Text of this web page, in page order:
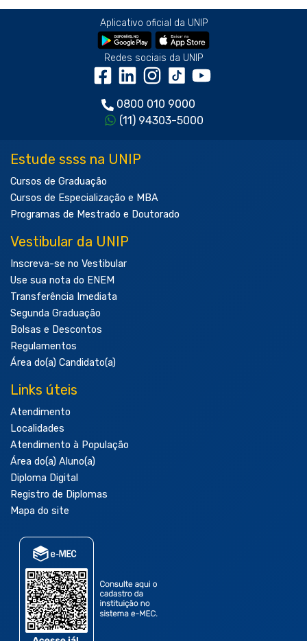
Aplicativo oficial da UNIP
Redes sociais da UNIP
0800 010 9000
(11) 94303-5000
Estude ssss na UNIP
Cursos de Graduação
Cursos de Especialização e MBA
Programas de Mestrado e Doutorado
Vestibular da UNIP
Inscreva-se no Vestibular
Use sua nota do ENEM
Transferência Imediata
Segunda Graduação
Bolsas e Descontos
Regulamentos
Área do(a) Candidato(a)
Links úteis
Atendimento
Localidades
Atendimento à População
Área do(a) Aluno(a)
Diploma Digital
Registro de Diplomas
Mapa do site